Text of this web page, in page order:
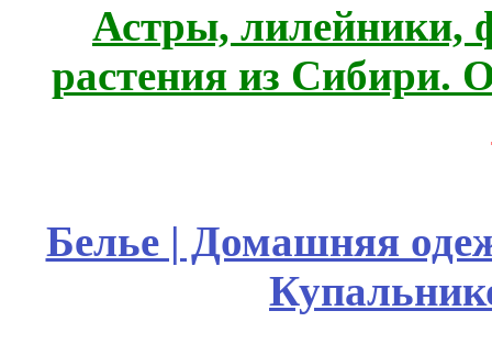
Астры, лилейники,
растения из Сибири.
Белье | Домашняя